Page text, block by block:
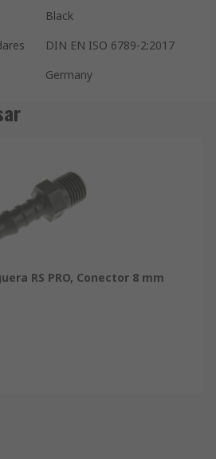
Black
DIN EN ISO 6789-2:2017
Germany
RS PRO, Conector 8 mm